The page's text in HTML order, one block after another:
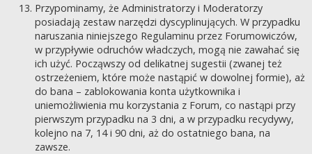
Przypominamy, że Administratorzy i Moderatorzy
posiadają zestaw narzędzi dyscyplinujących. W przypadku
naruszania niniejszego Regulaminu przez Forumowiczów,
w przypływie odruchów władczych, mogą nie zawahać się
ich użyć. Począwszy od delikatnej sugestii (zwanej też
ostrzeżeniem, które może nastąpić w dowolnej formie), aż
do bana – zablokowania konta użytkownika i
uniemożliwienia mu korzystania z Forum, co nastąpi przy
pierwszym przypadku na 3 dni, a w przypadku recydywy,
kolejno na 7, 14 i 90 dni, aż do ostatniego bana, na
zawsze.